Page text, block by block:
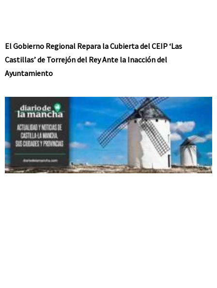
El Gobierno Regional Repara la Cubierta del CEIP ‘Las
Castillas’ de Torrejón del Rey Ante la Inacción del
Ayuntamiento